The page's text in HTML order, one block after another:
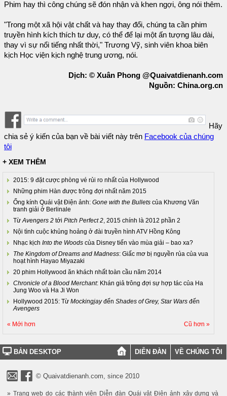
Phim hay thì công chúng sẽ đón nhận và khen ngợi, ông nói thêm.
"Trong một xã hội vật chất và hay thay đổi, chúng ta cần phim
truyền hình kích thích tư duy, có thể để lại một ấn tượng lâu dài,
thay vì sự nổi tiếng nhất thời," Trương Vỹ, sinh viên khoa biên
kịch Học viện kịch nghệ trung ương, nói.
Dịch: © Xuân Phong @Quaivatdienanh.com
Nguồn: China.org.cn
Hãy
chia sẻ ý kiến của bạn về bài viết này trên Facebook của chúng
tôi
+ XEM THÊM
2015: 9 đặt cược phòng vé rủi ro nhất của Hollywood
Những phim Hàn được trông đợi nhất năm 2015
Ống kính Quái vật Điện ảnh: Gone with the Bullets của Khương Văn
tranh giải ở Berlinale
Từ Avengers 2 tới Pitch Perfect 2 , 2015 chính là 2012 phần 2
Nội tình cuộc khủng hoảng ở đài truyền hình ATV Hồng Kông
Nhạc kịch Into the Woods của Disney tiến vào mùa giải – bao xa?
The Kingdom of Dreams and Madness: Giấc mơ bị nguyền rủa của vua
hoạt hình Hayao Miyazaki
20 phim Hollywood ăn khách nhất toàn cầu năm 2014
Chronicle of a Blood Merchant: Khán giả trông đợi sự hợp tác của Ha
Jung Woo và Ha Ji Won
Hollywood 2015: Từ Mockingjayđến Shades of Grey, Star Wars đến
Avengers
« Mới hơn Cũ hơn »
BẢN DESKTOP DIỄN ĐÀN VỀ CHÚNG TÔI
© Quaivatdienanh.com, since 2010
» Trang web do các thành viên Diễn đàn Quái vật Điện ảnh xây dựng và